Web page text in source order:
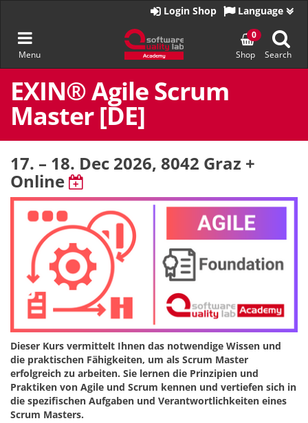
Skip
content
Toggle
navigation
Menu
homepage
Language
Login Shop
Shop
0
Search
EXIN® Agile Scrum
Master [DE]
17. – 18. Dec 2026, 8042 Graz +
Online
Dieser Kurs vermittelt Ihnen das notwendige Wissen und
die praktischen Fähigkeiten, um als Scrum Master
erfolgreich zu arbeiten. Sie lernen die Prinzipien und
Praktiken von Agile und Scrum kennen und vertiefen sich in
die spezifischen Aufgaben und Verantwortlichkeiten eines
Scrum Masters.